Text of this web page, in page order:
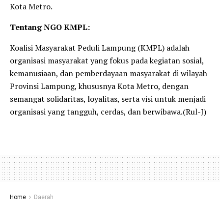
Kota Metro.
Tentang NGO KMPL:
Koalisi Masyarakat Peduli Lampung (KMPL) adalah
organisasi masyarakat yang fokus pada kegiatan sosial,
kemanusiaan, dan pemberdayaan masyarakat di wilayah
Provinsi Lampung, khususnya Kota Metro, dengan
semangat solidaritas, loyalitas, serta visi untuk menjadi
organisasi yang tangguh, cerdas, dan berwibawa.(Rul-J)
Home Daerah